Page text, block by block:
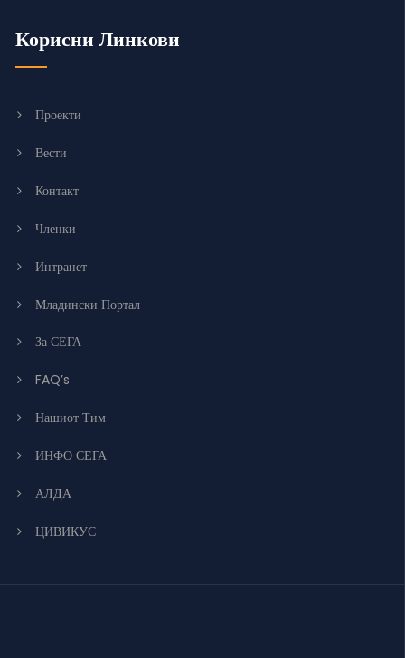
Корисни Линкови
Проекти
Вести
Контакт
Членки
Интранет
Младински Портал
За СЕГА
FAQ’s
Нашиот Тим
ИНФО СЕГА
АЛДА
ЦИВИКУС